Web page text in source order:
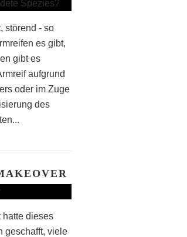
störend - so
es gibt,
gibt es
aufgrund
oder im Zuge
des
hatte dieses
geschafft, viele